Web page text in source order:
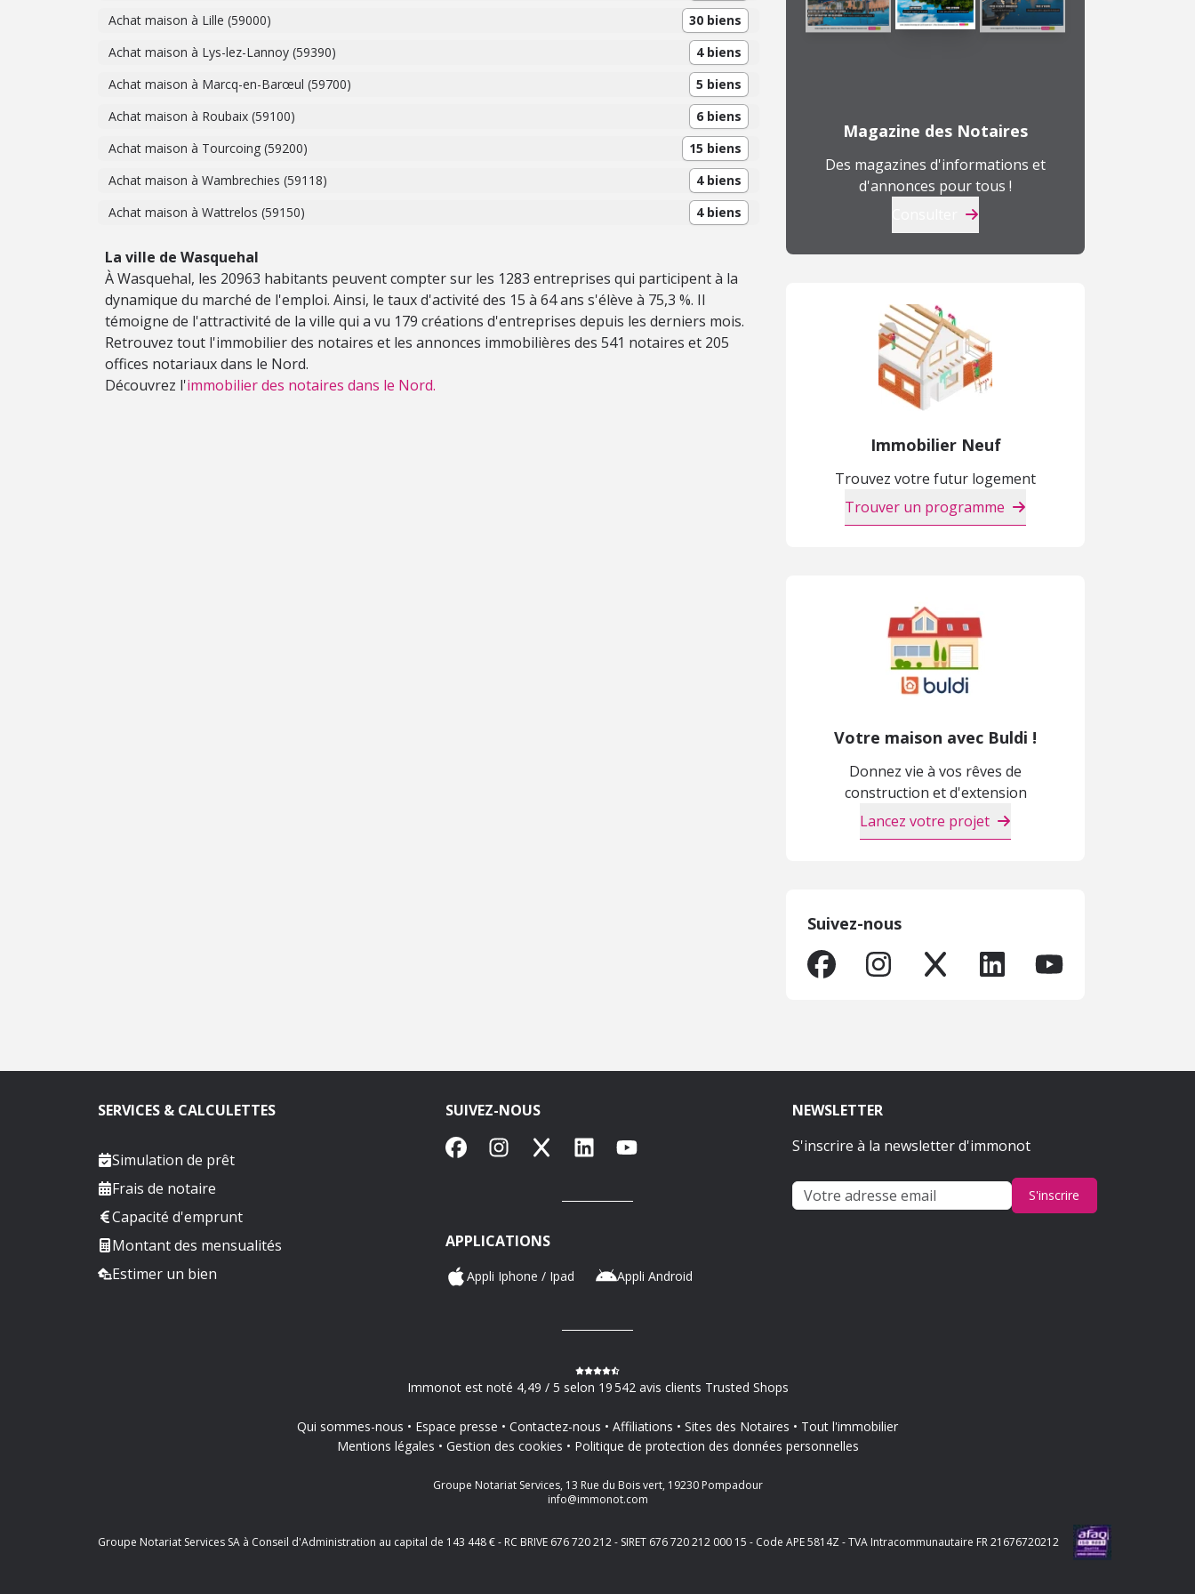
Achat maison à Lille (59000)
30 biens
Achat maison à Lys-lez-Lannoy (59390)
4 biens
Achat maison à Marcq-en-Barœul (59700)
5 biens
Achat maison à Roubaix (59100)
6 biens
Achat maison à Tourcoing (59200)
15 biens
Achat maison à Wambrechies (59118)
4 biens
Achat maison à Wattrelos (59150)
4 biens
La ville de Wasquehal
À Wasquehal, les 20963 habitants peuvent compter sur les 1283 entreprises qui participent à la
dynamique du marché de l'emploi. Ainsi, le taux d'activité des 15 à 64 ans s'élève à 75,3 %. Il
témoigne de l'attractivité de la ville qui a vu 179 créations d'entreprises depuis les derniers mois.
Retrouvez tout l'immobilier des notaires et les annonces immobilières des 541 notaires et 205
offices notariaux dans le Nord.
Découvrez l'immobilier des notaires dans le Nord.
Magazine des Notaires
Des magazines d'informations et
d'annonces pour tous !
Immobilier Neuf
Trouvez votre futur logement
Trouver un programme
Votre maison avec Buldi !
Donnez vie à vos rêves de
construction et d'extension
Lancez votre projet
Suivez-nous
SERVICES & CALCULETTES
Simulation de prêt
Frais de notaire
Capacité d'emprunt
Montant des mensualités
Estimer un bien
SUIVEZ-NOUS
FacebookInstagram
X LinkedInYouTube
APPLICATIONS
Appli Iphone / Ipad Appli Android
NEWSLETTER
S'inscrire à la newsletter d'immonot
S'inscrire
Immonot est noté 4,49 / 5 selon 19 542 avis clients Trusted Shops
Qui sommes-nous Espace presse Contactez-nous Affiliations Sites des Notaires
Tout l'immobilier
Mentions légales
Gestion des cookies Politique de protection des données personnelles
Groupe Notariat Services, 13 Rue du Bois vert, 19230 Pompadour
info@immonot.com
Groupe Notariat Services SA à Conseil d'Administration au capital de 143 448 € - RC BRIVE 676 720 212 - SIRET 676 720 212 000 15 - Code APE 5814Z - TVA Intracommunautaire FR 21676720212